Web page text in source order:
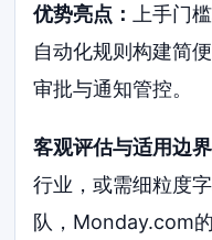
优势亮点：
上手门
自动化规则构建简
审批与通知管控。
客观评估与适用边
行业，或需细粒度
队，Monday.com